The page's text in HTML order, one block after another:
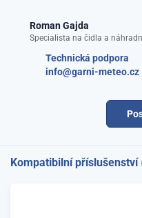
Roman Gajda
Specialista na čidla a
Technická podpora
info@garni-meteo.cz
Kompatibilní příslušenství